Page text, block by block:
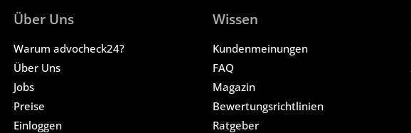
Über Uns
Warum advocheck24?
Über Uns
Jobs
Preise
Einloggen
Wissen
Kundenmeinungen
FAQ
Magazin
Bewertungsrichtlinien
Ratgeber